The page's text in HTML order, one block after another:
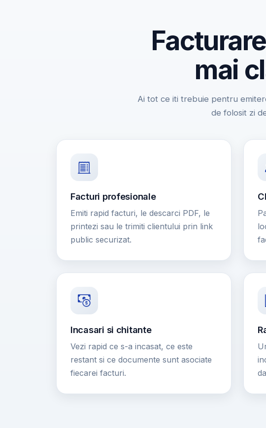
mai
Ai tot ce iti trebuie pentru
de folosit zi
Facturi profesionale
Emiti rapid facturi, le descarci PDF, le
printezi sau le trimiti clientului prin link
public securizat.
Incasari si chitante
Vezi rapid ce s-a incasat, ce este
restant si ce documente sunt asociate
fiecarei facturi.